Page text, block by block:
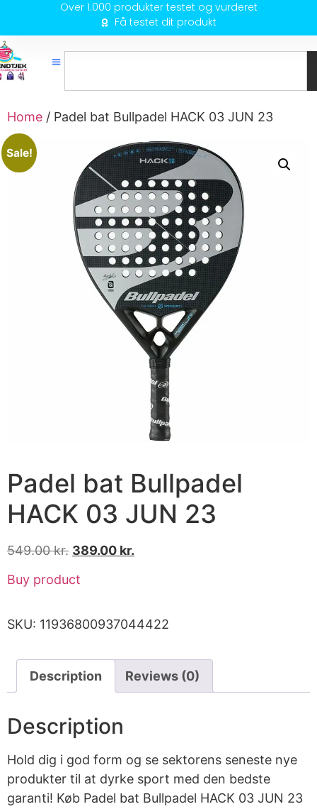
Over 1.000 produkter testet og vurderet
Få testet dit produkt
Home / Padel bat Bullpadel HACK 03 JUN 23
Sale!
Padel bat Bullpadel
HACK 03 JUN 23
549.00kr. 389.00 kr.
Buy product
SKU: 11936800937044422
Description Reviews (0)
Description
Hold dig i god form og se sektorens seneste nye
produkter til at dyrke sport med den bedste
garanti! Køb Padel bat Bullpadel HACK 03 JUN 23